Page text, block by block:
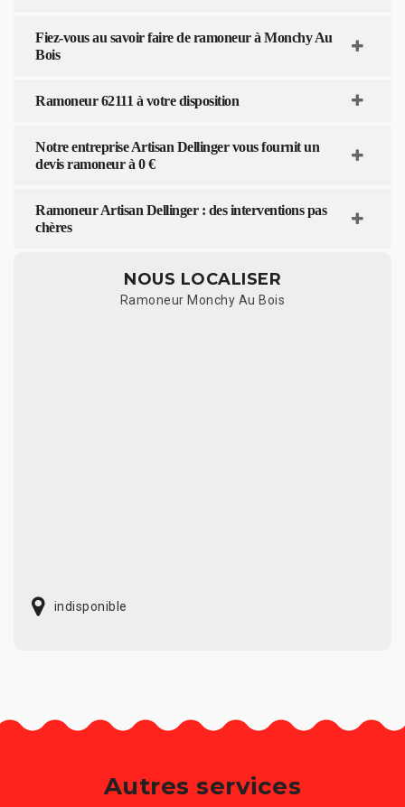
Fiez-vous au savoir faire de ramoneur à Monchy Au
Bois
Ramoneur 62111 à votre disposition
Notre entreprise Artisan Dellinger vous fournit un
devis ramoneur à 0 €
Ramoneur Artisan Dellinger : des interventions pas
chères
NOUS LOCALISER
Ramoneur Monchy Au Bois
indisponible
Autres services